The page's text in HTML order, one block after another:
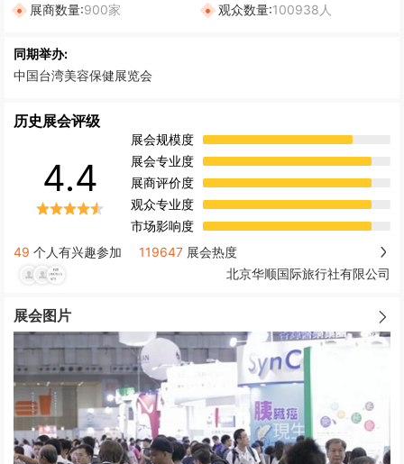
展商数量:900家 观众数量:100938人
同期举办:
中国台湾美容保健展览会
历史展会评级
4.4
展会规模度
展会专业度
展商评价度
观众专业度
市场影响度
49 个人有兴趣参加 119647 展会热度
北京华顺国际旅行社有限公司
展会图片